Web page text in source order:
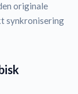
originale
synkronisering